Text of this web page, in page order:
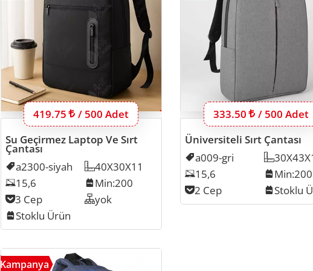
Bu ürünün 500 adet için fiyatı:
419.75 Lira
/ 500 Adet
Su Geçirmez Laptop Ve Sırt
Çantası
Kodu
a2300-siyah Ölçü
40X30X11
Laptop Inch
15,6 Min. İmalat
Min:200
Cep Sayısı
3 Cep Organizer
yok
Stok
Stoklu Ürün
Bu ürünün 500 adet
333.50 Lira
/ 500 Adet
Üniversiteli Sırt Çantası
Kodu
a009-gri Ölçü
Laptop Inch
15,6 Min.
Min:200
Cep Sayısı
2 Cep Stok
Stoklu
av004
Kampanya